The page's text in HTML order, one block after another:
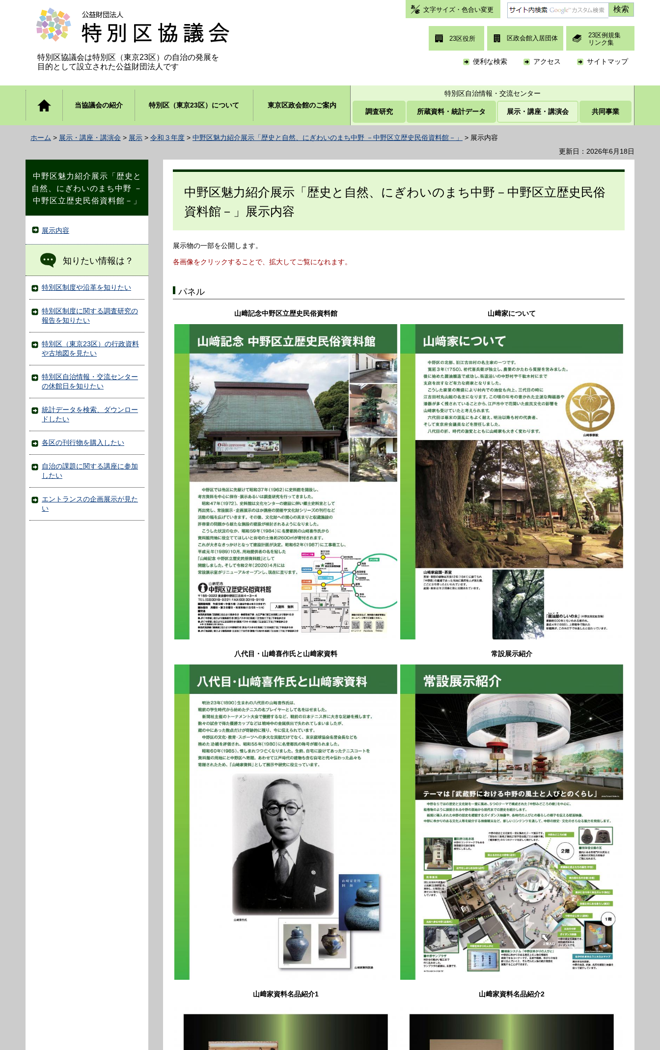
公益財団法人 特別区協議会
特別区協議会は特別区（東京23区）の自治の発展を
目的として設立された公益財団法人です
文字サイズ・色合い変更
23区役所 区政会館入居団体
23区例規集
リンク集
便利な検索 アクセス サイトマップ
トップ
ページ
当協議会の紹介 特別区（東京23区）について 東京区政会館のご案内
特別区自治情報・交流センター
調査研究 所蔵資料・統計データ 展示・講座・講演会 共同事業
ホーム > 展示・講座・講演会 > 展示 > 令和３年度 > 中野区魅力紹介展示「歴史と自然、にぎわいのまち中野 －中野区立歴史民俗資料館－」
> 展示内容
更新日：2026年6月18日
中野区魅力紹介展示「歴史と
自然、にぎわいのまち中野 －
中野区立歴史民俗資料館－」
展示内容
知りたい情報は？
特別区制度や沿革を知りたい
特別区制度に関する調査研究の
報告を知りたい
特別区（東京23区）の行政資料
や古地図を見たい
特別区自治情報・交流センター
の休館日を知りたい
統計データを検索、ダウンロー
ドしたい
各区の刊行物を購入したい
自治の課題に関する講座に参加
したい
エントランスの企画展示が見た
い
中野区魅力紹介展示「歴史と自然、にぎわいのまち中野－中野区立歴史民俗
資料館－」展示内容
展示物の一部を公開します。
各画像をクリックすることで、拡大してご覧になれます。
パネル
山﨑記念中野区立歴史民俗資料館 山﨑家について
八代目・山﨑喜作氏と山﨑家資料 常設展示紹介
山﨑家資料名品紹介1 山﨑家資料名品紹介2